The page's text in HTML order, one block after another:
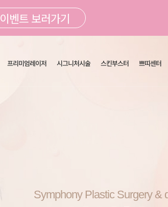
이벤트 보러가기
프리미엄레이저 시그니처시술 스킨부스터 쁘띠센터
Symphony Plastic Surgery &